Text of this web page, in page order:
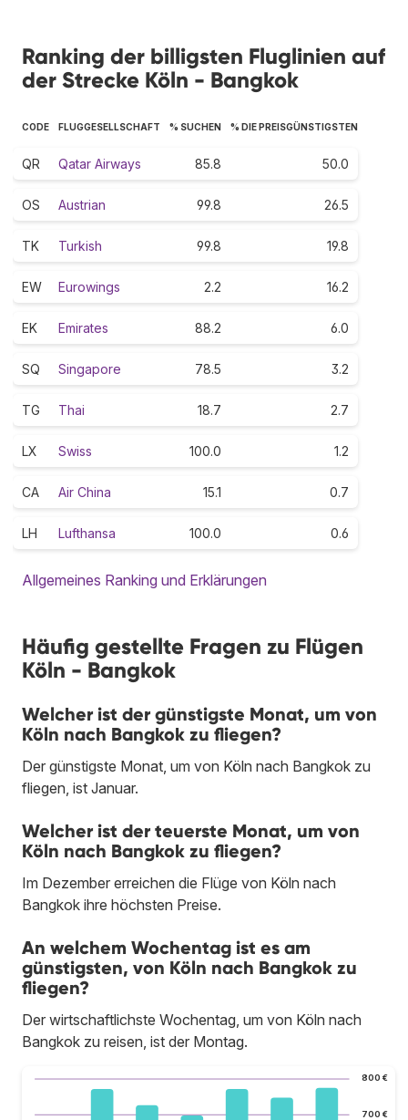
Ranking der billigsten Fluglinien auf
der Strecke Köln - Bangkok
CODE FLUGGESELLSCHAFT % SUCHEN % DIE PREISGÜNSTIGSTEN
QR Qatar Airways 85.8 50.0
OS Austrian 99.8 26.5
TK Turkish 99.8 19.8
EW Eurowings 2.2 16.2
EK Emirates 88.2 6.0
SQ Singapore 78.5 3.2
TG Thai 18.7 2.7
LX Swiss 100.0 1.2
CA Air China 15.1 0.7
LH Lufthansa 100.0 0.6
Allgemeines Ranking und Erklärungen
Häufig gestellte Fragen zu Flügen
Köln - Bangkok
Welcher ist der günstigste Monat, um von
Köln nach Bangkok zu fliegen?
Der günstigste Monat, um von Köln nach Bangkok zu
fliegen, ist Januar.
Welcher ist der teuerste Monat, um von
Köln nach Bangkok zu fliegen?
Im Dezember erreichen die Flüge von Köln nach
Bangkok ihre höchsten Preise.
An welchem Wochentag ist es am
günstigsten, von Köln nach Bangkok zu
fliegen?
Der wirtschaftlichste Wochentag, um von Köln nach
Bangkok zu reisen, ist der Montag.
700 €
800 €